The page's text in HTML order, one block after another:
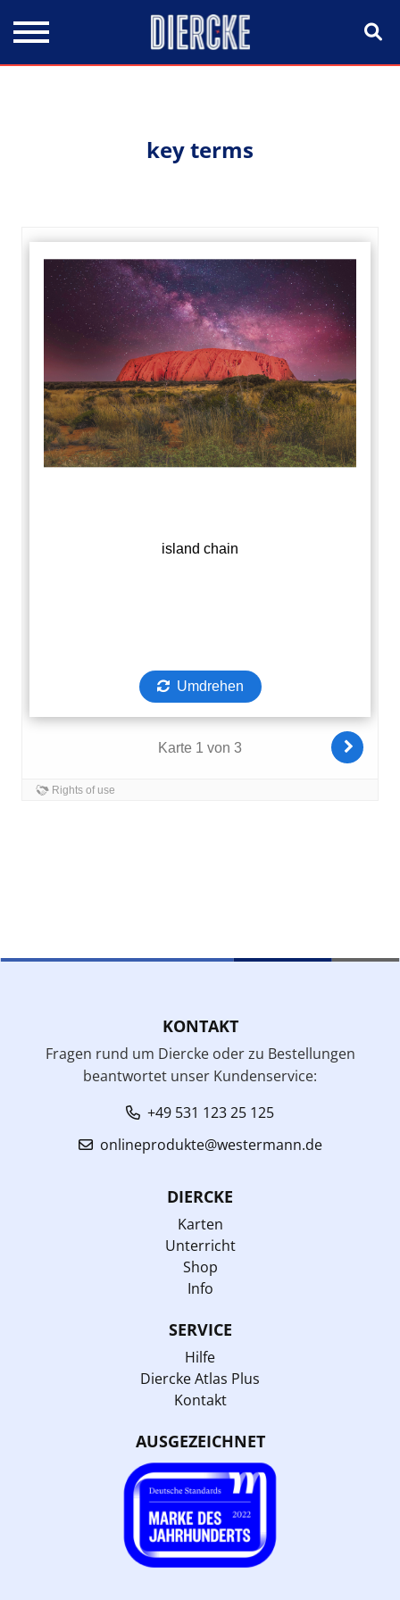
key terms
KONTAKT
Fragen rund um Diercke oder zu Bestellungen
beantwortet unser Kundenservice:
+49 531 123 25 125
onlineprodukte@westermann.de
DIERCKE
Karten
Unterricht
Shop
Info
SERVICE
Hilfe
Diercke Atlas Plus
Kontakt
AUSGEZEICHNET